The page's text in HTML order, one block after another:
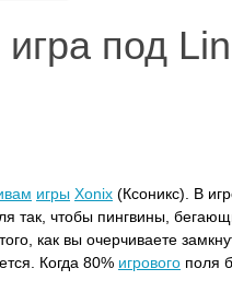
под
игры Xonix (Ксоникс). В
так, чтобы пингвины,
того, как вы очерчиваете
Когда 80% игрового поля